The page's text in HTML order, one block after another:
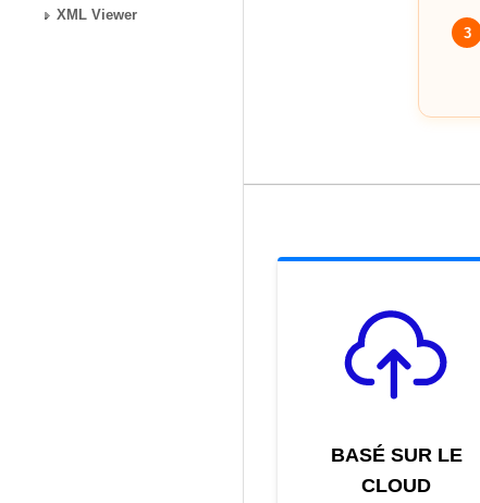
XML Viewer
3
BASÉ SUR LE
CLOUD